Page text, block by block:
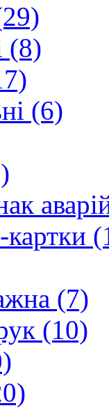
(8)
(6)
картки
(7)
(10)